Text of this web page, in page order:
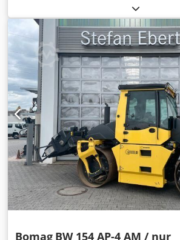
Bomag BW 154 AP-4 AM / nur